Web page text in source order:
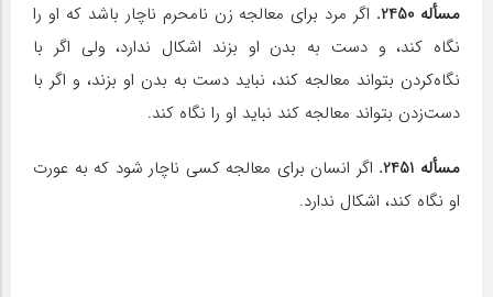
مسأله 2450.
اگر مرد برای معالجه زن نامحرم ناچار باشد که او را
نگاه کند، و دست به بدن او بزند اشکال ندارد، ولی اگر با
نگاه‌کردن بتواند معالجه کند، نباید دست به بدن او بزند، و اگر با
دست‌زدن بتواند معالجه کند نباید او را نگاه کند.
مسأله 2451.
اگر انسان برای معالجه کسی ناچار شود که به عورت
او نگاه کند، اشکال ندارد.